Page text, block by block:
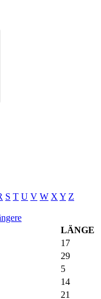
S T U V W X Y Z
LÄNGE
17
29
5
14
21